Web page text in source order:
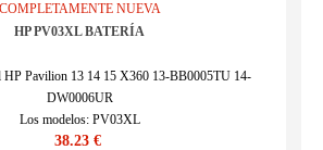
COMPLETAMENTE NUEVA
HP PV03XL BATERÍA
HP Pavilion 13 14 15 X360 13-BB0005TU 14-
DW0006UR
Los modelos: PV03XL
SKU : HPP23JA1825
38.23 €